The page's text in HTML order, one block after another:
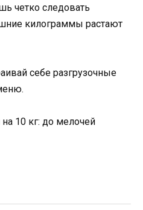
четко следовать
килограммы растают
себе разгрузочные